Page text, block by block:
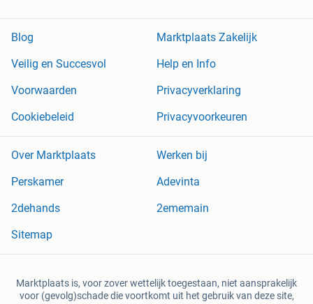
Blog
Marktplaats Zakelijk
Veilig en Succesvol
Help en Info
Voorwaarden
Privacyverklaring
Cookiebeleid
Privacyvoorkeuren
Over Marktplaats
Werken bij
Perskamer
Adevinta
2dehands
2ememain
Sitemap
Marktplaats is, voor zover wettelijk toegestaan, niet aansprakelijk
voor (gevolg)schade die voortkomt uit het gebruik van deze site,